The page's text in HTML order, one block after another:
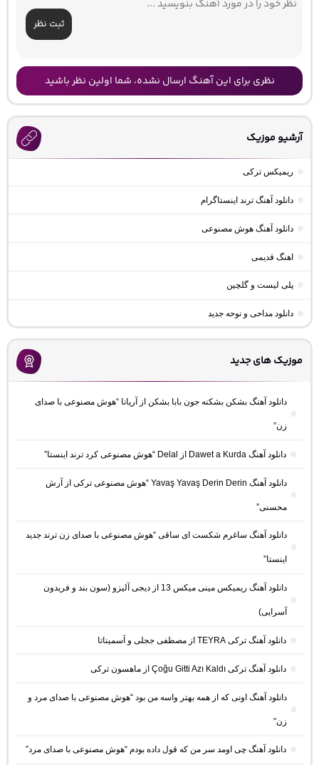
ثبت نظر
نظری برای این آهنگ ارسال نشده، شما اولین نظر باشید
آرشیو موزیک
ریمیکس ترکی
دانلود آهنگ ترند اینستاگرام
دانلود آهنگ هوش مصنوعی
اهنگ قدیمی
پلی لیست و گلچین
دانلود مداحی و نوحه جدید
موزیک های جدید
دانلود آهنگ بشکن بشکنه جون بابا بشکن از آریانا “هوش مصنوعی با صدای
زن”
دانلود آهنگ Dawet a Kurda از Delal “هوش مصنوعی کرد ترند اینستا”
دانلود آهنگ Yavaş Yavaş Derin Derin “هوش مصنوعی ترکی از آرش
محسنی”
دانلود آهنگ ساغرم شکست ای ساقی “هوش مصنوعی با صدای زن ترند جدید
اینستا”
دانلود آهنگ ریمیکس مینی میکس 13 از دیجی آلیزو (سون بند و فریدون
آسرایی)
دانلود آهنگ ترکی TEYRA از مصطفی ججلی و آسمیناتا
دانلود آهنگ ترکی Çoğu Gitti Azı Kaldı از ماهسون ترکی
دانلود آهنگ اونی که از همه بهتر واسه من بود “هوش مصنوعی با صدای مرد و
زن”
دانلود آهنگ چی اومد سر من که قول داده بودم “هوش مصنوعی با صدای مرد”